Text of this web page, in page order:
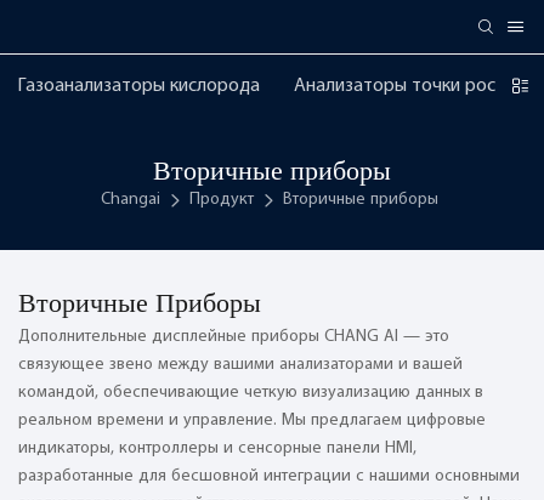
Газоанализаторы кислорода Анализаторы точки росы
Вторичные приборы
Changai Продукт Вторичные приборы
Вторичные Приборы
Дополнительные дисплейные приборы CHANG AI — это
связующее звено между вашими анализаторами и вашей
командой, обеспечивающие четкую визуализацию данных в
реальном времени и управление. Мы предлагаем цифровые
индикаторы, контроллеры и сенсорные панели HMI,
разработанные для бесшовной интеграции с нашими основными